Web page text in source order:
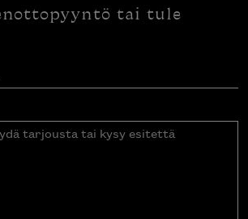
tai tule